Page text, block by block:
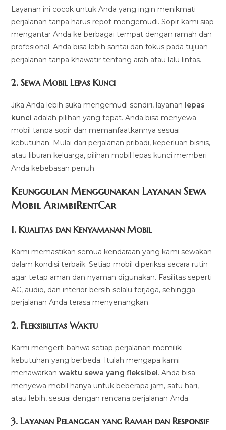
Layanan ini cocok untuk Anda yang ingin menikmati
perjalanan tanpa harus repot mengemudi. Sopir kami siap
mengantar Anda ke berbagai tempat dengan ramah dan
profesional. Anda bisa lebih santai dan fokus pada tujuan
perjalanan tanpa khawatir tentang arah atau lalu lintas.
2.Sewa Mobil Lepas Kunci
Jika Anda lebih suka mengemudi sendiri, layanan lepas
kunci adalah pilihan yang tepat. Anda bisa menyewa
mobil tanpa sopir dan memanfaatkannya sesuai
kebutuhan. Mulai dari perjalanan pribadi, keperluan bisnis,
atau liburan keluarga, pilihan mobil lepas kunci memberi
Anda kebebasan penuh.
Keunggulan Menggunakan Layanan Sewa
Mobil ArimbiRentCar
1.Kualitas dan Kenyamanan Mobil
Kami memastikan semua kendaraan yang kami sewakan
dalam kondisi terbaik. Setiap mobil diperiksa secara rutin
agar tetap aman dan nyaman digunakan. Fasilitas seperti
AC, audio, dan interior bersih selalu terjaga, sehingga
perjalanan Anda terasa menyenangkan.
2.Fleksibilitas Waktu
Kami mengerti bahwa setiap perjalanan memiliki
kebutuhan yang berbeda. Itulah mengapa kami
menawarkanwaktu sewa yang fleksibel. Anda bisa
menyewa mobil hanya untuk beberapa jam, satu hari,
atau lebih, sesuai dengan rencana perjalanan Anda.
3.Layanan Pelanggan yang Ramah dan Responsif